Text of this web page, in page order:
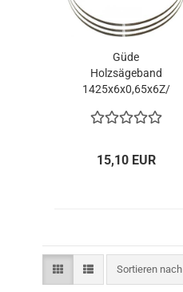
Güde
Holzsägeband
1425x6x0,65x6Z/
15,10 EUR
Sortieren nach
Sortieren nach